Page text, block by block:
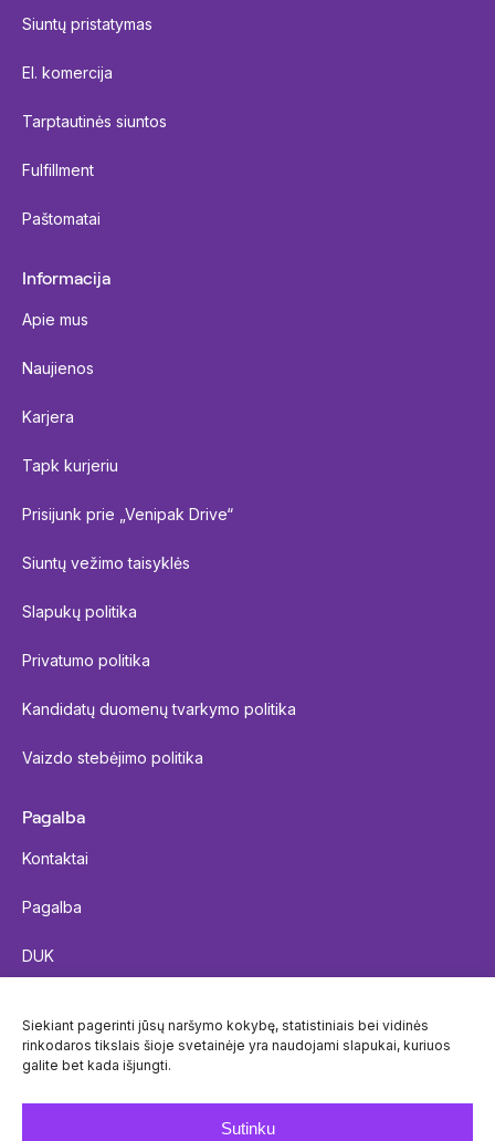
Siekiant pagerinti jūsų naršymo kokybę, statistiniais bei vidinės
rinkodaros tikslais šioje svetainėje yra naudojami slapukai, kuriuos
galite bet kada išjungti.
Sutinku
Siuntų pristatymas
El. komercija
Tarptautinės siuntos
Fulfillment
Paštomatai
Informacija
Apie mus
Naujienos
Karjera
Tapk kurjeriu
Prisijunk prie „Venipak Drive“
Siuntų vežimo taisyklės
Slapukų politika
Privatumo politika
Kandidatų duomenų tvarkymo politika
Vaizdo stebėjimo politika
Pagalba
Kontaktai
Pagalba
DUK
Siuntos sekimas
Paštomatų prieinamumas